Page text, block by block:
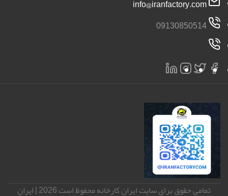
09130850514
تمامی حقوق برای سایت ایران کارخانه محفوظ است 2026 | ایران